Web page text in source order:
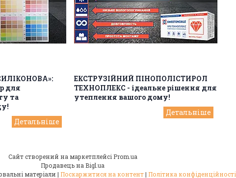
для
та
ЕКСТРУЗІЙНИЙ ПІНОПОЛІСТИРОЛ
ТЕХНОПЛЕКС - ідеальне рішення для
утеплення вашого дому!
Сайт створений на маркетплейсі Prom.ua
Продавець на Bigl.ua
"СТЕН" Будівельні та оздоблювальні матеріали | Поскаржитися на контент| Політика конфіденційності